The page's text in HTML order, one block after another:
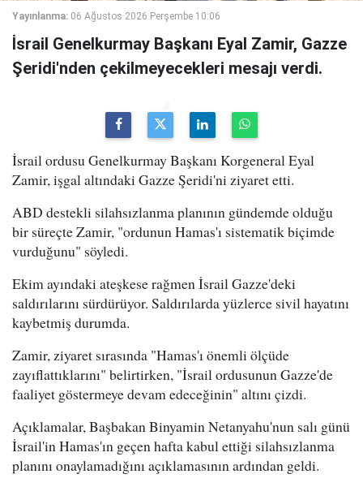
Yayınlanma: 06 Ağustos 2026 Perşembe 10:06
İsrail Genelkurmay Başkanı Eyal Zamir, Gazze
Şeridi'nden çekilmeyecekleri mesajı verdi.
İsrail ordusu Genelkurmay Başkanı Korgeneral Eyal
Zamir, işgal altındaki Gazze Şeridi'ni ziyaret etti.
ABD destekli silahsızlanma planının gündemde olduğu
bir süreçte Zamir, "ordunun Hamas'ı sistematik biçimde
vurduğunu" söyledi.
Ekim ayındaki ateşkese rağmen İsrail Gazze'deki
saldırılarını sürdürüyor. Saldırılarda yüzlerce sivil hayatını
kaybetmiş durumda.
Zamir, ziyaret sırasında "Hamas'ı önemli ölçüde
zayıflattıklarını" belirtirken, "İsrail ordusunun Gazze'de
faaliyet göstermeye devam edeceğinin" altını çizdi.
Açıklamalar, Başbakan Binyamin Netanyahu'nun salı günü
İsrail'in Hamas'ın geçen hafta kabul ettiği silahsızlanma
planını onaylamadığını açıklamasının ardından geldi.